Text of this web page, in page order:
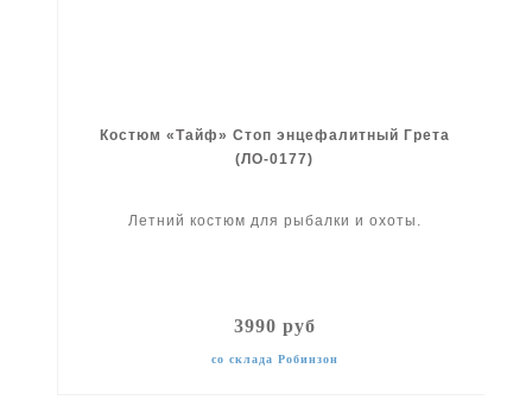
Костюм «Тайф» Стоп энцефалитный Грета
(ЛО-0177)
Летний костюм для рыбалки и охоты.
3990 руб
со склада Робинзон